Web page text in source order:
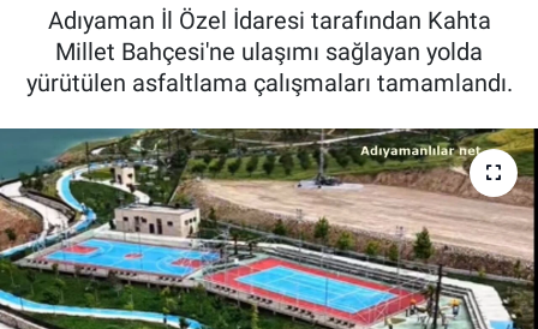
Adıyaman İl Özel İdaresi tarafından Kahta
Millet Bahçesi'ne ulaşımı sağlayan yolda
yürütülen asfaltlama çalışmaları tamamlandı.
Gündem
Asayiş
Sağlık
Özel Haber
Kültür Sanat
Tüm Manşetler
Son Dakika Haberleri
Haber Arşivi